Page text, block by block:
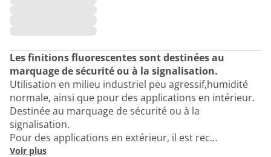
Les finitions fluorescentes sont destinées au
marquage de sécurité ou à la signalisation.
Utilisation en milieu industriel peu agressif,humidité
normale, ainsi que pour des applications en intérieur.
Destinée au marquage de sécurité ou à la
signalisation.
Pour des applications en extérieur, il est rec…
Voir plus